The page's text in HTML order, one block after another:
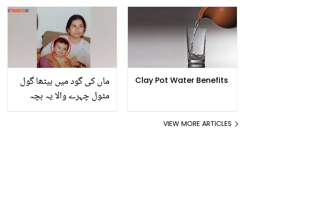
ذمہ داری سنبھال لی؟
خاتون کا علاج کیا گیا؟
برازیلین ڈاکٹر کا انوکھا
کارنامہ
ماں کی گود میں بیٹھا گول
مٹول چہرے والا یہ بچہ
Clay Pot Water Benefits
VIEW MORE ARTICLES